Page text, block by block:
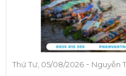
Thứ Tư, 05/08/2026 - Nguyễn